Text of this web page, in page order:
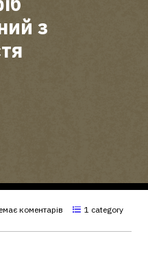
з
коментарів 1 category